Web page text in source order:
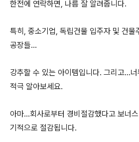
한전에 연락하면, 나름 잘 알려줍니다.
특히, 중소기업, 독립건물 입주자 및 건물
공장들...
강추할 수 있는 아이템입니다. 그리고...
적극 알아보세요.
아마...회사로부터 경비절감했다고 보너
기적으로 절감됩니다.